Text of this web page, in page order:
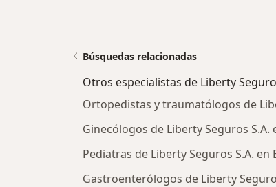
Búsquedas relacionadas
Otros especialistas de Liberty
Ortopedistas y traumatólogos de
Ginecólogos de Liberty Seguros S.A.
Pediatras de Liberty Seguros S.A. en
Gastroenterólogos de Liberty